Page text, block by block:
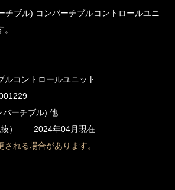
チブル) コンバーチブルコントロールユニ
ルコントロールユニット
バーチブル) 他
抜） 2024年04月現在
れる場合があります。